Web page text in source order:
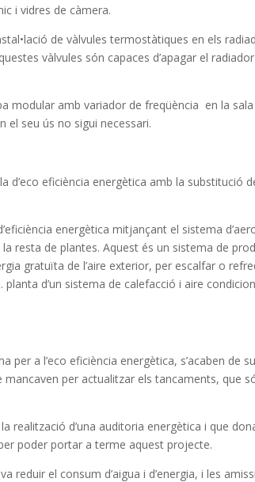
i vidres de càmera.
de vàlvules termostàtiques en els
vàlvules són capaces d’apagar el
modular amb variador de freqüència en la
el seu ús no sigui necessari.
d’eco eficiència energètica amb la substitució
energètica mitjançant el sistema
resta de plantes. Aquest és un sistema de
gratuïta de l’aire exterior, per escalfar o
d’un sistema de calefacció i aire
per a l’eco eficiència energètica, s’acaben de
per actualitzar els tancaments, que
realització d’una auditoria energètica i que
poder portar a terme aquest projecte.
reduir el consum d’aigua i d’energia, i les